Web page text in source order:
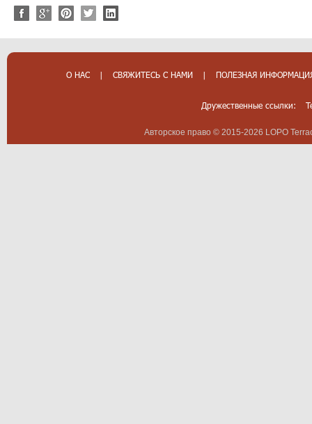
О НАС | СВЯЖИТЕСЬ С НАМИ | ПОЛЕЗНАЯ
Дружественные ссылки:
Авторское право © 2015-2026 LOPO